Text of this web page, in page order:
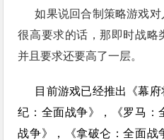
如果说回合制策略游戏
很高要求的话，那即时战略
并且要求还要高了一层。
目前游戏已经推出《幕
纪：全面战争》，《罗马：
战争》，《拿破仑：全面战